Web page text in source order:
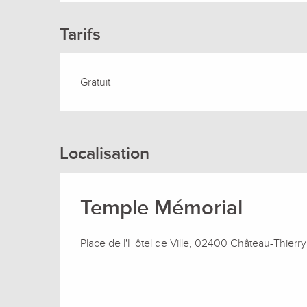
Tarifs
Gratuit
Localisation
Temple Mémorial
Place de l'Hôtel de Ville, 02400 Château-Thierry